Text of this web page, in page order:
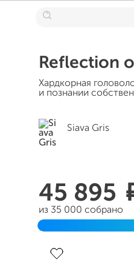
Reflection
Хардкорная
и познании
Siava Gris
45 895
из 35 000 собрано